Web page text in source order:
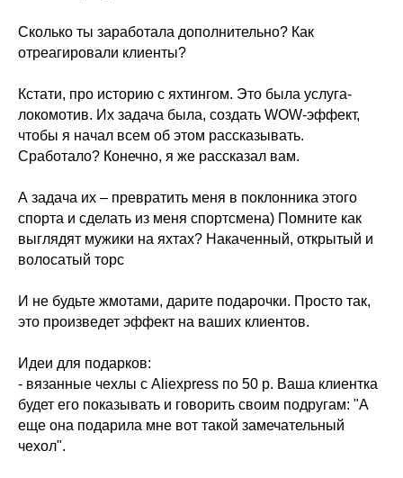
Сколько ты заработала дополнительно? Как
отреагировали клиенты?
Кстати, про историю с яхтингом. Это была услуга-
локомотив. Их задача была, создать WOW-эффект,
чтобы я начал всем об этом рассказывать.
Сработало? Конечно, я же рассказал вам.
А задача их – превратить меня в поклонника этого
спорта и сделать из меня спортсмена) Помните как
выглядят мужики на яхтах? Накаченный, открытый и
волосатый торс
И не будьте жмотами, дарите подарочки. Просто так,
это произведет эффект на ваших клиентов.
Идеи для подарков:
- вязанные чехлы с Aliexpress по 50 р. Ваша клиентка
будет его показывать и говорить своим подругам: "А
еще она подарила мне вот такой замечательный
чехол".